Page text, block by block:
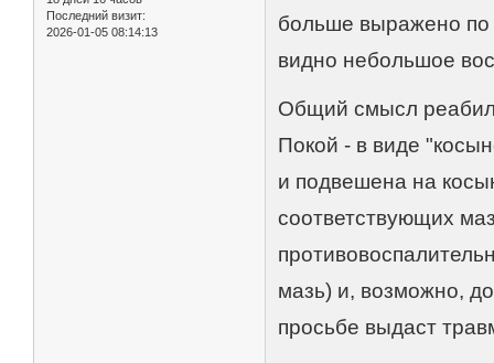
Последний визит:
2026-01-05 08:14:13
больше выражено по
видно небольшое
Общий смысл
Покой - в виде
и подвешена на
соответствующих
мазь) и, возможно,
просьбе выдаст